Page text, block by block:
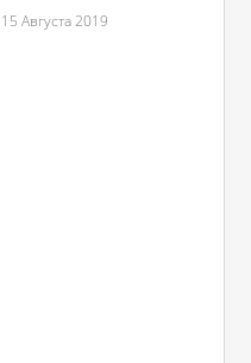
15 Августа 2019